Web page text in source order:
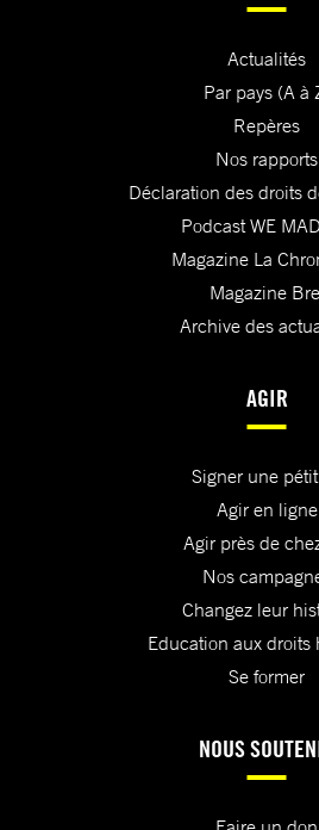
Actualités
Par pays (A à
Repères
Nos rapports
Déclaration des droits
Podcast WE
Magazine La
Magazine
Archive des
AGIR
Signer une
Agir en ligne
Agir près de
Nos
Changez leur
Education aux droits
Se former
NOUS